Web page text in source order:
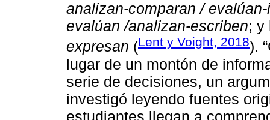
analizan-comparan /
evalúan /analizan-escriben; y
expresan (Lent y Voight, 2018).
lugar de un montón de
serie de decisiones, un
investigó leyendo fuentes
estudiantes llegan a